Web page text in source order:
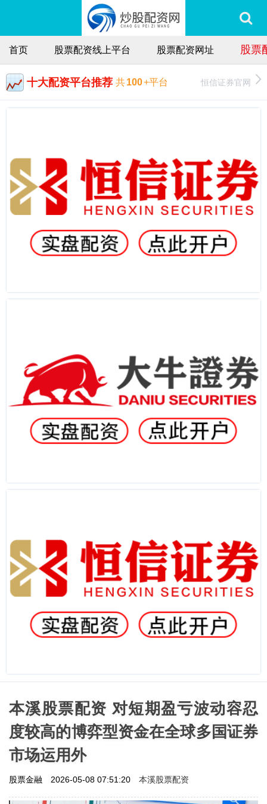
首页 股票配资线上平台 股票配资网址 股票
十大配资平台推荐 共100+平台 恒信证券官网
本溪股票配资 对短期盈亏波动容忍
度较高的博弈型资金在全球多国证券
市场运用外
股票金融 2026-05-08 07:51:20 本溪股票配资